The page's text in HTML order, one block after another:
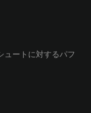
ュートに対するパフ